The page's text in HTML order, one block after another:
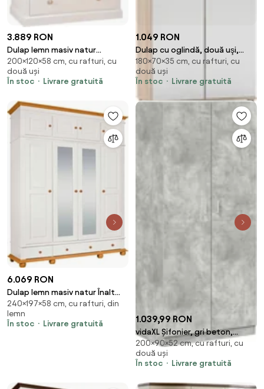
3.889 RON
Dulap lemn masiv natur
Sussane Gri/, 120 × 58 × 200 cm
200×120×58 cm, cu rafturi, cu
două uși
În stoc
Livrare gratuită
1.049 RON
Dulap cu oglindă, două uşi,
stejar sonoma, SERVO TIP 7
180×70×35 cm, cu rafturi, cu
două uși
În stoc
Livrare gratuită
6.069 RON
Dulap lemn masiv natur Înalt
Celia Alb/, 197 × 58 × 240 cm
240×197×58 cm, cu rafturi, din
lemn
În stoc
Livrare gratuită 1.039,99 RON
vidaXL Șifonier, gri beton,
90x52x200 cm, lemn prelucrat
200×90×52 cm, cu rafturi, cu
două uși
În stoc
Livrare gratuită